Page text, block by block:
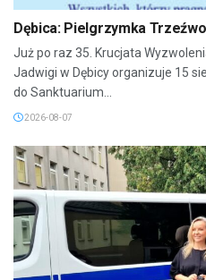
Dębica: Pielgrzymka
Już po raz 35. Krucjata
Jadwigi w Dębicy organizuje 15
do Sanktuarium...
2026-08-07